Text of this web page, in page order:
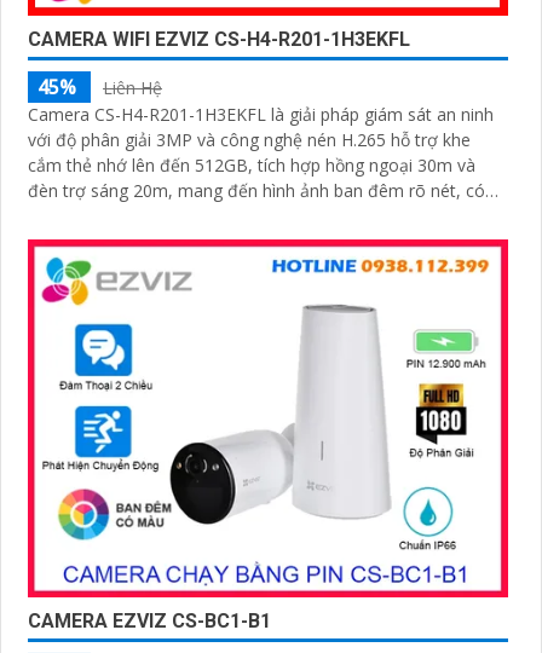
CAMERA WIFI EZVIZ CS-H4-R201-1H3EKFL
45%
Liên Hệ
Camera CS-H4-R201-1H3EKFL là giải pháp giám sát an ninh
với độ phân giải 3MP và công nghệ nén H.265 hỗ trợ khe
cắm thẻ nhớ lên đến 512GB, tích hợp hồng ngoại 30m và
đèn trợ sáng 20m, mang đến hình ảnh ban đêm rõ nét, có
CAMERA EZVIZ CS-BC1-B1